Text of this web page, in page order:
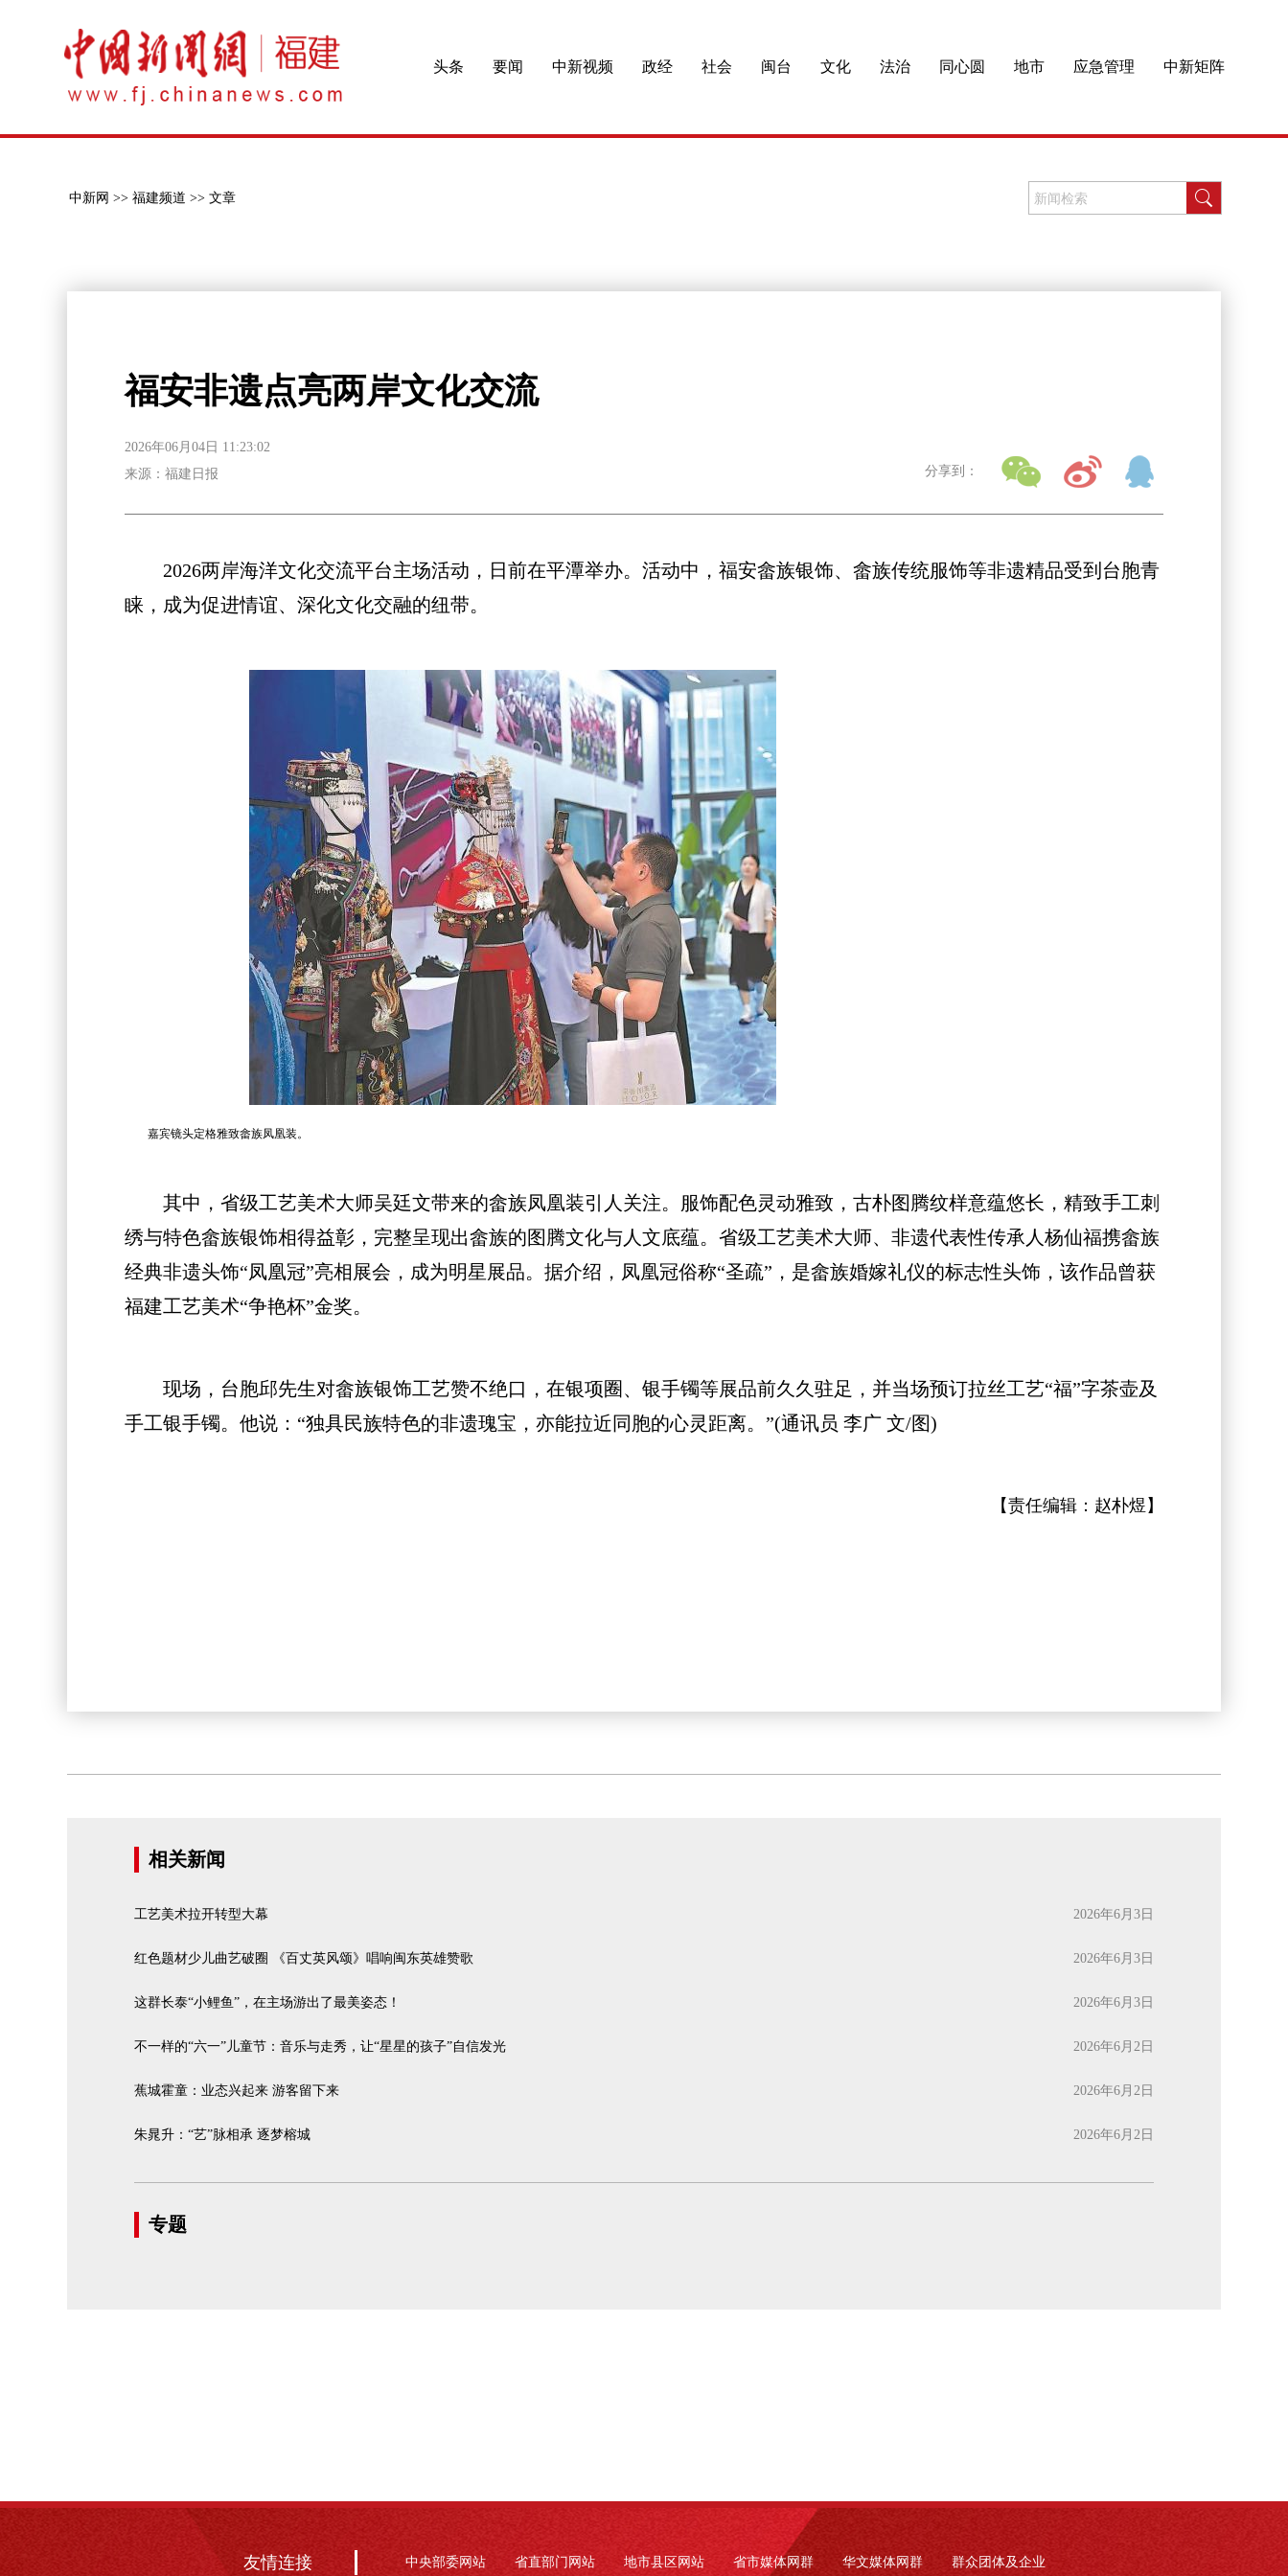
头条 要闻 中新视频 政经 社会 闽台 文化 法治 同心圆 地市 应急管理 中新矩阵
中新网 >> 福建频道 >> 文章
福安非遗点亮两岸文化交流
2026年06月04日 11:23:02
来源：福建日报
分享到：
2026两岸海洋文化交流平台主场活动，日前在平潭举办。活动中，福安畲族银饰、畲族传统服饰等非遗精品受到台胞青
睐，成为促进情谊、深化文化交融的纽带。
嘉宾镜头定格雅致畲族凤凰装。
其中，省级工艺美术大师吴廷文带来的畲族凤凰装引人关注。服饰配色灵动雅致，古朴图腾纹样意蕴悠长，精致手工刺
绣与特色畲族银饰相得益彰，完整呈现出畲族的图腾文化与人文底蕴。省级工艺美术大师、非遗代表性传承人杨仙福携畲族
经典非遗头饰“凤凰冠”亮相展会，成为明星展品。据介绍，凤凰冠俗称“圣疏”，是畲族婚嫁礼仪的标志性头饰，该作品曾获
福建工艺美术“争艳杯”金奖。
现场，台胞邱先生对畲族银饰工艺赞不绝口，在银项圈、银手镯等展品前久久驻足，并当场预订拉丝工艺“福”字茶壶及
手工银手镯。他说：“独具民族特色的非遗瑰宝，亦能拉近同胞的心灵距离。”(通讯员 李广 文/图)
【责任编辑： 赵朴煜 】
相关新闻
工艺美术拉开转型大幕 2026年6月3日
红色题材少儿曲艺破圈 《百丈英风颂》唱响闽东英雄赞歌 2026年6月3日
这群长泰“小鲤鱼”，在主场游出了最美姿态！ 2026年6月3日
不一样的“六一”儿童节：音乐与走秀，让“星星的孩子”自信发光 2026年6月2日
蕉城霍童：业态兴起来 游客留下来 2026年6月2日
朱晁升：“艺”脉相承 逐梦榕城 2026年6月2日
专题
友情连接 中央部委网站 省直部门网站 地市县区网站 省市媒体网群 华文媒体网群 群众团体及企业